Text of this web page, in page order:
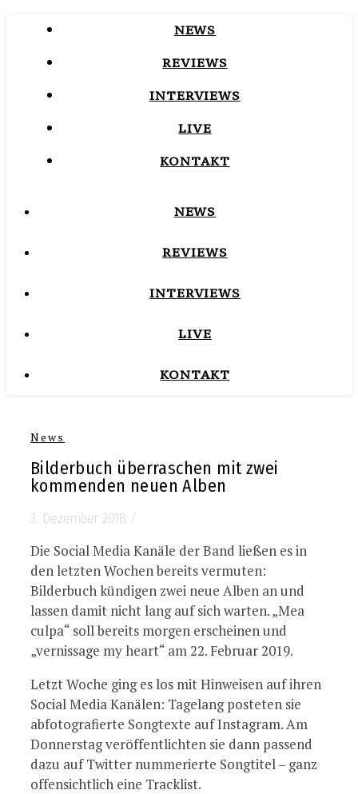
NEWS
REVIEWS
INTERVIEWS
LIVE
KONTAKT
NEWS
REVIEWS
INTERVIEWS
LIVE
KONTAKT
News
Bilderbuch überraschen mit zwei
kommenden neuen Alben
3. Dezember 2018 /
Die Social Media Kanäle der Band ließen es in
den letzten Wochen bereits vermuten:
Bilderbuch kündigen zwei neue Alben an und
lassen damit nicht lang auf sich warten. „Mea
culpa“ soll bereits morgen erscheinen und
„vernissage my heart“ am 22. Februar 2019.
Letzt Woche ging es los mit Hinweisen auf ihren
Social Media Kanälen: Tagelang posteten sie
abfotografierte Songtexte auf Instagram. Am
Donnerstag veröffentlichten sie dann passend
dazu auf Twitter nummerierte Songtitel – ganz
offensichtlich eine Tracklist.